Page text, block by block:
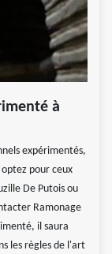
à
expérimentés,
pour ceux
De Putois ou
Ramonage
il saura
les règles de l'art